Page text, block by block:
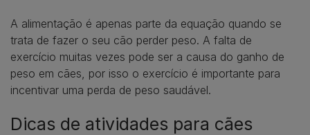
A alimentação é apenas parte da equação quando se
trata de fazer o seu cão perder peso. A falta de
exercício muitas vezes pode ser a causa do ganho de
peso em cães, por isso o exercício é importante para
incentivar uma perda de peso saudável.
Dicas de atividades para cães